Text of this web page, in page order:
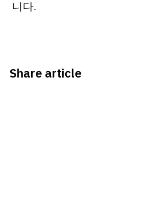
니다.
Share article